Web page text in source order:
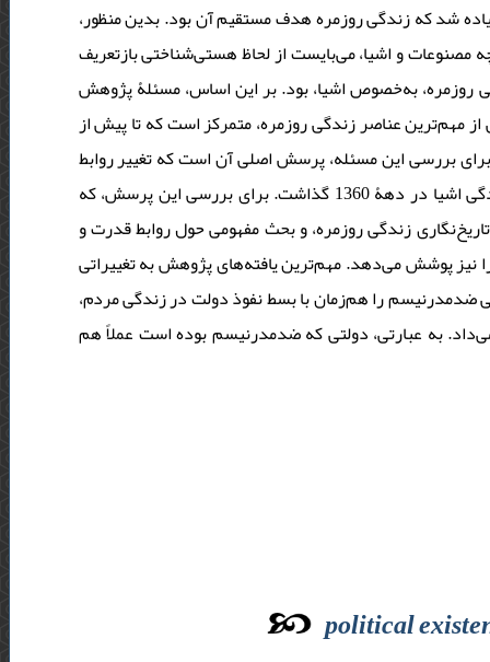
شد که زندگی روزمره هدف مستقیم آن بود. بدین ‌منظور،
و اشیا، می‌بایست از لحاظ هستی‌شناختی بازتعریف
روزمره، به‌خصوص اشیا، بود. بر این اساس، مسئلۀ پژوهش
مهم‌ترین عناصر زندگی روزمره، متمرکز است که تا پیش از
بررسی این مسئله، پرسش اصلی آن است که تغییر روابط
قدرت پس از پیروزی انقلاب اسلامی چه تاثیری بر فرهنگ مادی جامعه و زندگی اشیا در دهۀ 1360 گذاشت. برای بررسی این پرسش، که
زندگی روزمره، و بحث مفهومی حول روابط قدرت و
نیز پوشش می‌دهد. مهم‌ترین یافته‌های پژوهش به تغییراتی
ضدمدرنیسم را هم‌زمان با بسط نفوذ دولت در زندگی مردم،
به عبارتی، دولتی که ضدمدرنیسم بوده است عملاً هم
political